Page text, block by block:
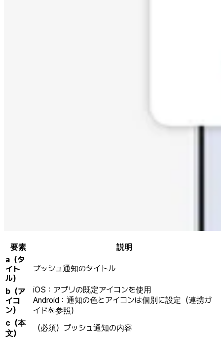
要素
説明
a（タ
イト
ル）
プッシュ通知のタイトル
b（ア
イコ
ン）
iOS：アプリの既定アイコンを使用
Android：通知の色とアイコンは個別に設定（連携ガ
イドを参照）
c（本
文）
（必須）プッシュ通知の内容